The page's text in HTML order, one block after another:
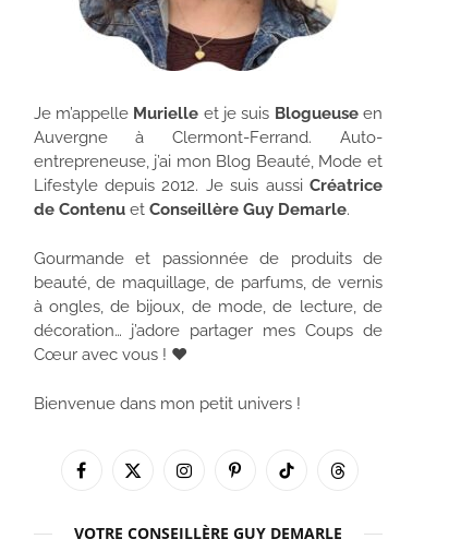
Je m’appelle Murielle et je suis Blogueuseen
Auvergne à Clermont-Ferrand. Auto-
entrepreneuse, j’ai mon Blog Beauté, Mode et
Lifestyle depuis 2012. Je suis aussi Créatrice
de Contenuet Conseillère Guy Demarle.
Gourmande et passionnée de produits de
beauté, de maquillage, de parfums, de vernis
à ongles, de bijoux, de mode, de lecture, de
décoration… j’adore partager mes Coups de
Cœur avec vous ! ♥
Bienvenue dans mon petit univers !
Facebook
X
InstagramPinterestTikTok Threads
VOTRE CONSEILLÈRE GUY DEMARLE